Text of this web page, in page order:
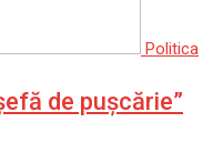
Politica
de pușcărie”